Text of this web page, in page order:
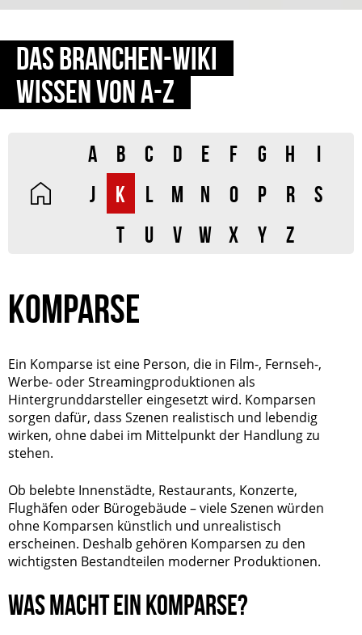
DAS BRANCHEN-WIKI
WISSEN VON A-Z
A B C D E F G H
I
J
K L M N O P R
S
T
U V W X Y Z
KOMPARSE
Ein Komparse ist eine Person, die in Film-, Fernseh-,
Werbe- oder Streamingproduktionen als
Hintergrunddarsteller eingesetzt wird. Komparsen
sorgen dafür, dass Szenen realistisch und lebendig
wirken, ohne dabei im Mittelpunkt der Handlung zu
stehen.
Ob belebte Innenstädte, Restaurants, Konzerte,
Flughäfen oder Bürogebäude – viele Szenen würden
ohne Komparsen künstlich und unrealistisch
erscheinen. Deshalb gehören Komparsen zu den
wichtigsten Bestandteilen moderner Produktionen.
WAS MACHT EIN KOMPARSE?